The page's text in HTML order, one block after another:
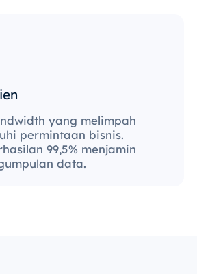
yang melimpah
permintaan bisnis.
99,5% menjamin
data.